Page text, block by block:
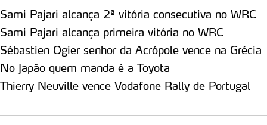
Sami Pajari alcança 2ª vitória consecutiva no WRC
Sami Pajari alcança primeira vitória no WRC
Sébastien Ogier senhor da Acrópole vence na Grécia
No Japão quem manda é a Toyota
Thierry Neuville vence Vodafone Rally de Portugal